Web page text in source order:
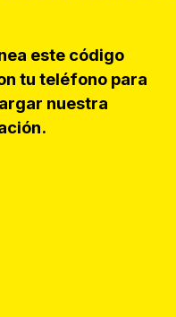
este código
tu teléfono para
nuestra